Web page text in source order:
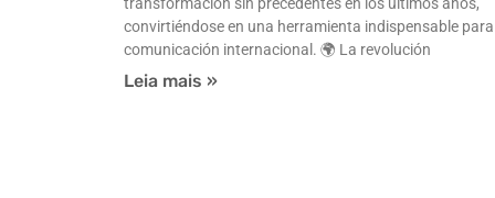
convirtiéndose en una herramienta indispensable
comunicación internacional. 🌍 La revolución
Leia mais »